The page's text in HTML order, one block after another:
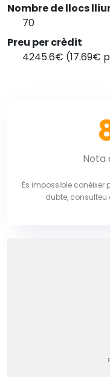
Nombre de llocs
70
Preu per crèdit
4245.6€ (17.69€
Nota
És impossible
dubte,